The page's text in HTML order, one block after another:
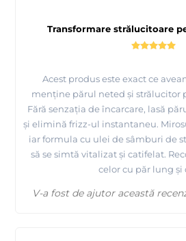
Transformare strălucitoare
Acest produs este exact ce
menține părul neted și strălucitor
Fără senzația de încarcare, lasă
și elimină frizz-ul instantaneu.
iar formula cu ulei de sâmburi de
să se simtă vitalizat și catifelat.
celor cu păr lung și
V-a fost de ajutor această